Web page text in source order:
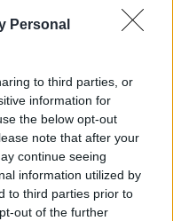
Personal
to third parties, or
information for
the below opt-out
note that after your
continue seeing
information utilized by
to third parties prior to
out of the further
πολιτικής
με στόχο
ρεύματος προς
ο ΕΟΤ
κάθε χρόνο- στη
των Καννών (ILTM
ενώ τον
για πρώτη φορά